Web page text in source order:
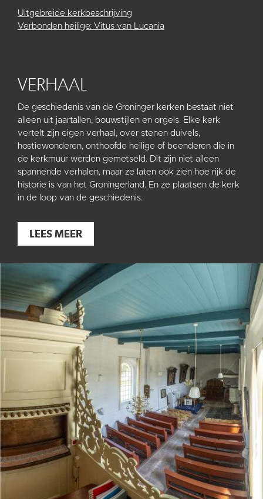
Uitgebreide kerkbeschrijving
Verbonden heilige: Vitus van Lucania
VERHAAL
De geschiedenis van de Groninger kerken bestaat niet
alleen uit jaartallen, bouwstijlen en orgels. Elke kerk
vertelt zijn eigen verhaal, over stenen duivels,
hostiewonderen, onthoofde heilige of beenderen die in
de kerkmuur werden gemetseld. Dit zijn niet alleen
spannende verhalen, maar ze laten ook zien hoe rijk de
historie is van het Groningerland. En ze plaatsen de kerk
in de loop van de geschiedenis.
LEES MEER